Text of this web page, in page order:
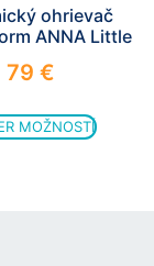
ohrievač
ANNA Little
79 €
MOŽNOSTÍ